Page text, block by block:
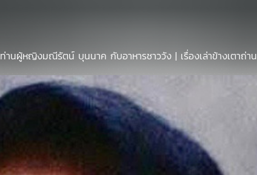
ท่านผู้หญิงมณีรัตน์ บุนนาค กับอาหารชาววัง | เรื่องเล่าข้างเตาถ่าน